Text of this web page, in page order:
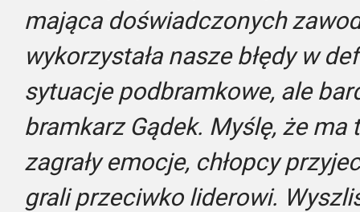
mająca doświadczonych
wykorzystała nasze błędy w
sytuacje podbramkowe, ale
bramkarz Gądek. Myślę, że ma
zagrały emocje, chłopcy
grali przeciwko liderowi.